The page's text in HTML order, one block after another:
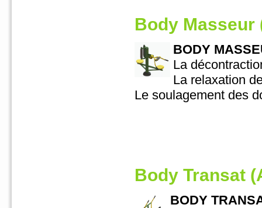
Body Masseur
BODY
La
La relaxation
Le soulagement des
Body Transat
BODY